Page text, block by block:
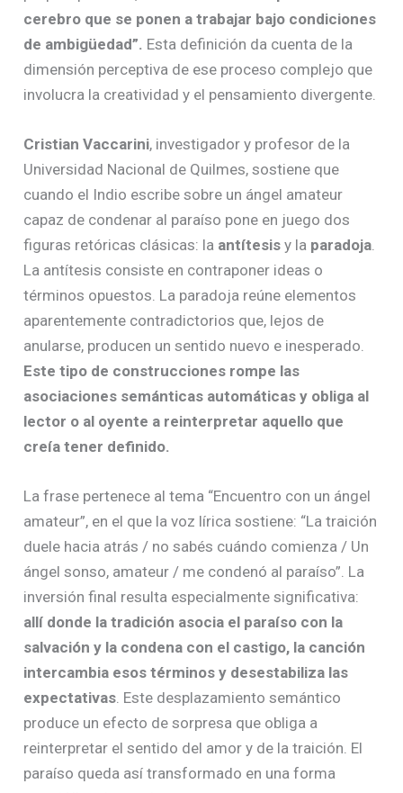
cerebro que se ponen a trabajar bajo condiciones
de ambigüedad”. Esta definición da cuenta de la
dimensión perceptiva de ese proceso complejo que
involucra la creatividad y el pensamiento divergente.
Cristian Vaccarini, investigador y profesor de la
Universidad Nacional de Quilmes, sostiene que
cuando el Indio escribe sobre un ángel amateur
capaz de condenar al paraíso pone en juego dos
figuras retóricas clásicas: la antítesisy la paradoja
La antítesis consiste en contraponer ideas o
términos opuestos. La paradoja reúne elementos
aparentemente contradictorios que, lejos de
anularse, producen un sentido nuevo e inesperado.
Este tipo de construcciones rompe las
asociaciones semánticas automáticas y obliga al
lector o al oyente a reinterpretar aquello que
creía tener definido.
La frase pertenece al tema “Encuentro con un ángel
amateur”, en el que la voz lírica sostiene: “La traición
duele hacia atrás / no sabés cuándo comienza / Un
ángel sonso, amateur / me condenó al paraíso”. La
inversión final resulta especialmente significativa:
allí donde la tradición asocia el paraíso con la
salvación y la condena con el castigo, la canción
intercambia esos términos y desestabiliza las
expectativas. Este desplazamiento semántico
produce un efecto de sorpresa que obliga a
reinterpretar el sentido del amor y de la traición. El
paraíso queda así transformado en una forma